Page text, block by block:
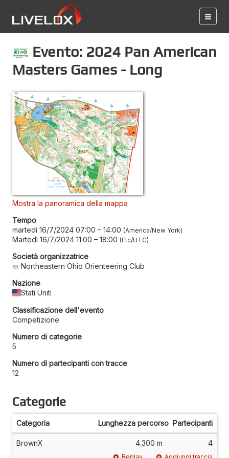
Evento: 2024 Pan American
Masters Games - Long
Mostra la panoramica della mappa
Tempo
martedì 16/7/2024 07:00 – 14:00 America/New York
Martedì 16/7/2024 11:00 – 18:00 Etc/UTC
Società organizzatrice
Northeastern Ohio Orienteering Club
Nazione
Stati Uniti
Classificazione dell'evento
Competizione
Numero di categorie
5
Numero di partecipanti con tracce
12
Categorie
Categoria Lunghezza percorso Partecipanti
BrownX 4.300 m 4